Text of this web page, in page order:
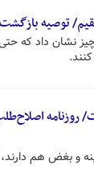
توصیه
نشان داد که حتی
روزنامه
و بغض هم